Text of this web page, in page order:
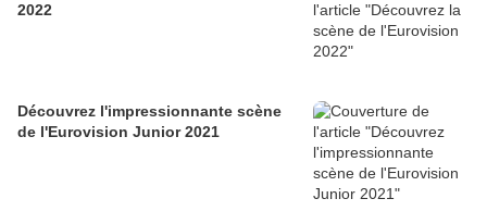
2022
Découvrez l'impressionnante scène
de l'Eurovision Junior 2021